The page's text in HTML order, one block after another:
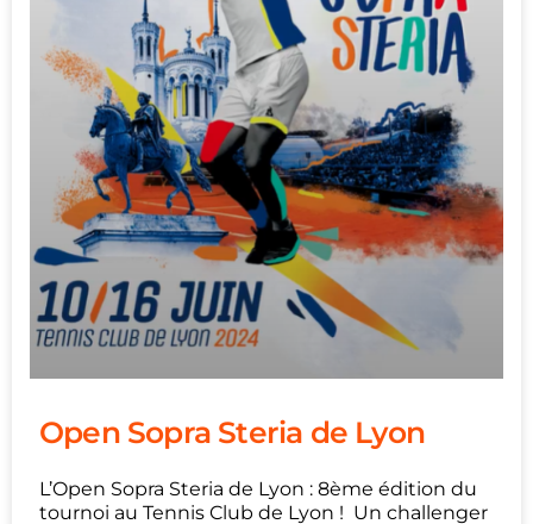
Open Sopra Steria de Lyon
L’Open Sopra Steria de Lyon : 8ème édition du
tournoi au Tennis Club de Lyon ! Un challenger